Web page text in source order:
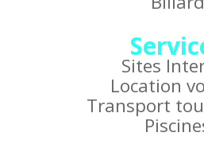
Sites
Location
Transport